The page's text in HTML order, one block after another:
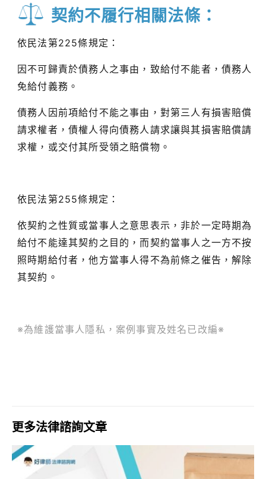
契約不履行相關法條：
依民法第225條規定：
因不可歸責於債務人之事由，致給付不能者，債務人
免給付義務。
債務人因前項給付不能之事由，對第三人有損害賠償
請求權者，債權人得向債務人請求讓與其損害賠償請
求權，或交付其所受領之賠償物。
依民法第255條規定：
依契約之性質或當事人之意思表示，非於一定時期為
給付不能達其契約之目的，而契約當事人之一方不按
照時期給付者，他方當事人得不為前條之催告，解除
其契約。
※為維護當事人隱私，案例事實及姓名已改編※
更多法律諮詢文章